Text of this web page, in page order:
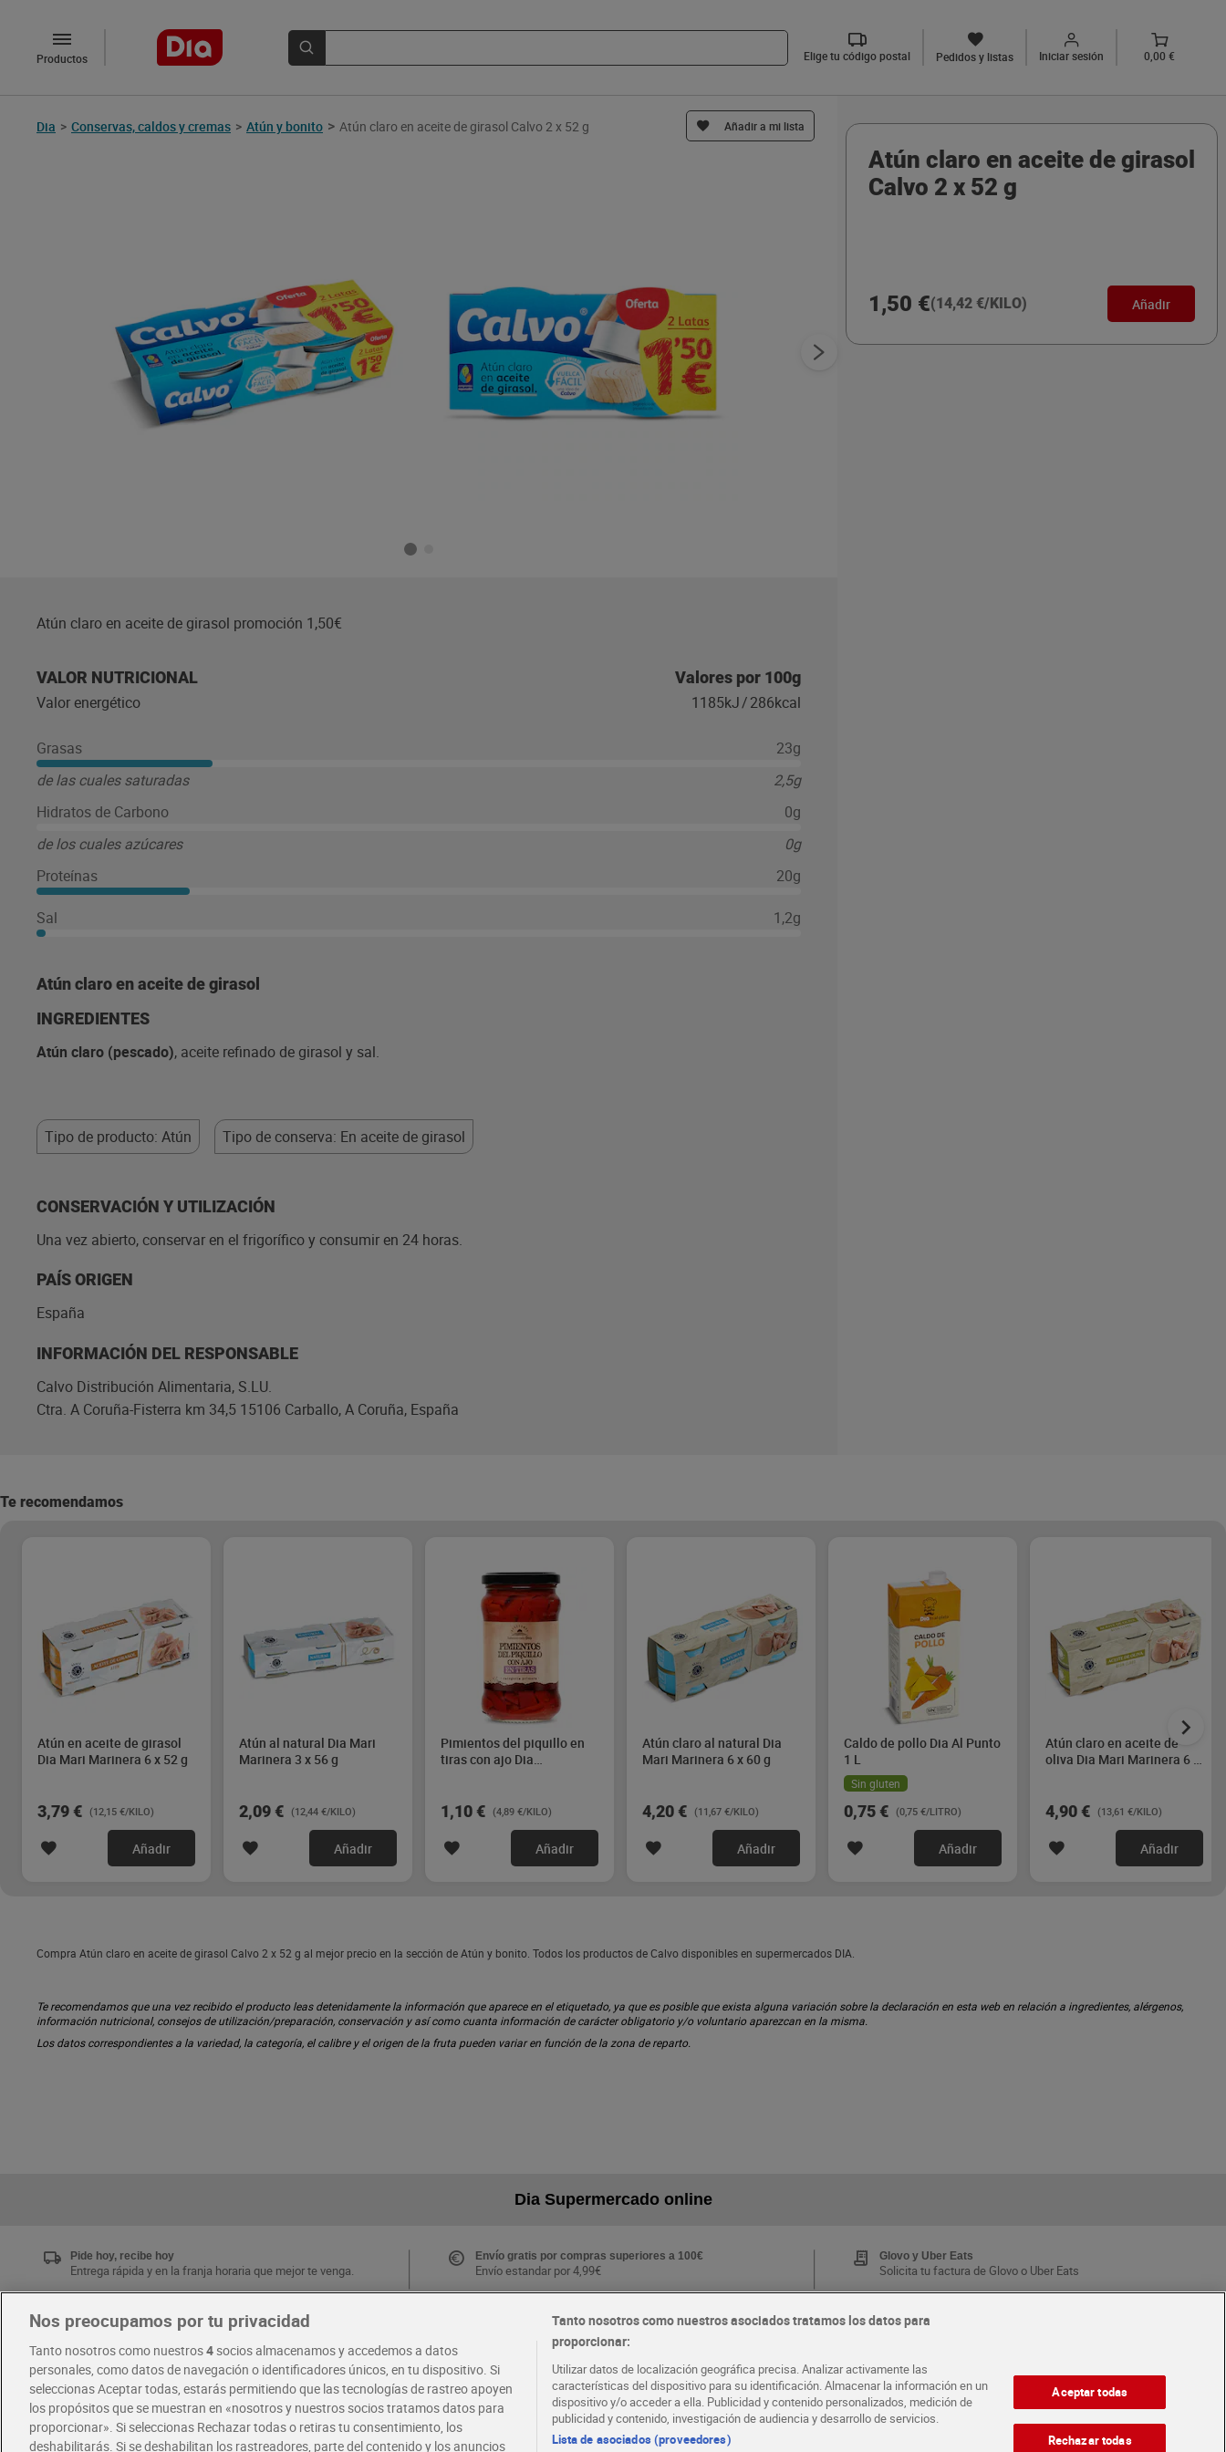
Productos Elige tu código postal Pedidos y listas Iniciar sesión 0,00 €
Dia > Conservas, caldos y cremas > Atún y bonito > Atún claro en aceite de girasol Calvo 2 x 52 g Añadir a mi lista
Atún claro en aceite de girasol promoción 1,50€
VALOR NUTRICIONAL Valores por 100g
Valor energético 1185kJ/286kcal
Grasas
23g
de las cuales saturadas
2,5g
Hidratos de Carbono
0g
de los cuales azúcares
0g
Proteínas
20g
Sal 1,2g
Atún claro en aceite de girasol
INGREDIENTES
Atún claro (pescado), aceite refinado de girasol y sal.
Tipo de producto: Atún Tipo de conserva: En aceite de girasol
CONSERVACIÓN Y UTILIZACIÓN
Una vez abierto, conservar en el frigorífico y consumir en 24 horas.
PAÍS ORIGEN
España
INFORMACIÓN DEL RESPONSABLE
Calvo Distribución Alimentaria, S.LU.
Ctra. A Coruña-Fisterra km 34,5 15106 Carballo, A Coruña, España
Atún claro en aceite de girasol
Calvo 2 x 52 g
1,50 €(14,42 €/KILO) Añadir
Te recomendamos
Atún en aceite de girasol
Dia Mari Marinera 6 x 52 g
3,79 € (12,15 €/KILO)
Añadir
Atún al natural Dia Mari
Marinera 3 x 56 g
2,09 € (12,44 €/KILO)
Añadir
Pimientos del piquillo en
tiras con ajo Dia
1,10 € (4,89 €/KILO)
Añadir
Atún claro al natural Dia
Mari Marinera 6 x 60 g
4,20 € (11,67 €/KILO)
Añadir
Caldo de pollo Dia Al Punto
1 L
Sin gluten
0,75 € (0,75 €/LITRO)
Añadir
Atún claro en aceite de
oliva Dia Mari Marinera 6 x
4,90 € (13,61 €/KILO)
Añadir
Compra Atún claro en aceite de girasol Calvo 2 x 52 g al mejor precio en la sección de Atún y bonito. Todos los productos de Calvo disponibles en supermercados DIA.
Te recomendamos que una vez recibido el producto leas detenidamente la información que aparece en el etiquetado, ya que es posible que exista alguna variación sobre la declaración en esta web en relación a ingredientes, alérgenos,
información nutricional, consejos de utilización/preparación, conservación y así como cuanta información de carácter obligatorio y/o voluntario aparezcan en la misma.
Los datos correspondientes a la variedad, la categoría, el calibre y el origen de la fruta pueden variar en función de la zona de reparto.
Dia Supermercado online
Pide hoy, recibe hoy
Entrega rápida y en la franja horaria que mejor te venga.
Envío gratis por compras superiores a 100€
Envío estandar por 4,99€
Glovo y Uber Eats
Solicita tu factura de Glovo o Uber Eats
Disfruta las ventajas y ofertas exclusivas.
Descárgate la APP Dia
Folletos y Tiendas
cercana
¡Solicita tu tarjeta de crédito aquí!
RECETAS · COMER MEJOR CADA DIA · EMPLEO
Nos preocupamos por tu privacidad
Tanto nosotros como nuestros4socios almacenamos y accedemos a datos
personales, como datos de navegación o identificadores únicos, en tu dispositivo. Si
seleccionas Aceptar todas, estarás permitiendo que las tecnologías de rastreo apoyen
los propósitos que se muestran en «nosotros y nuestros socios tratamos datos para
proporcionar». Si seleccionas Rechazar todas o retiras tu consentimiento, los
deshabilitarás. Si se deshabilitan los rastreadores, parte del contenido y los anuncios
Tanto nosotros como nuestros asociados tratamos los datos para
proporcionar:
Utilizar datos de localización geográfica precisa. Analizar activamente las
características del dispositivo para su identificación. Almacenar la información en un
dispositivo y/o acceder a ella. Publicidad y contenido personalizados, medición de
publicidad y contenido, investigación de audiencia y desarrollo de servicios.
Lista de asociados (proveedores)
Aceptar todas
Rechazar todas